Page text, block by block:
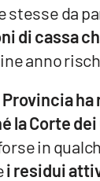
stesse da
di cassa
anno
Provincia
la Corte
in
i residui